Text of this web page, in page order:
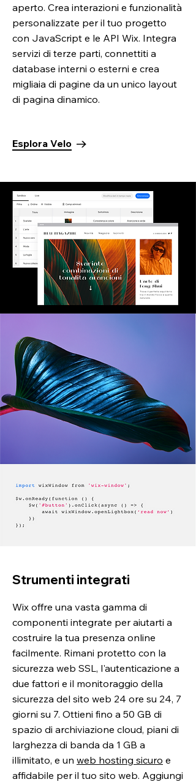
aperto. Crea interazioni e funzionalità
personalizzate per il tuo progetto
con JavaScript e le API Wix. Integra
servizi di terze parti, connettiti a
database interni o esterni e crea
migliaia di pagine da un unico layout
di pagina dinamico.
Esplora Velo
Strumenti integrati
Wix offre una vasta gamma di
componenti integrate per aiutarti a
costruire la tua presenza online
facilmente. Rimani protetto con la
sicurezza web SSL, l'autenticazione a
due fattori e il monitoraggio della
sicurezza del sito web 24 ore su 24, 7
giorni su 7. Ottieni fino a 50 GB di
spazio di archiviazione cloud, piani di
larghezza di banda da 1 GB a
illimitato, e un web hosting sicuro e
affidabile per il tuo sito web. Aggiungi